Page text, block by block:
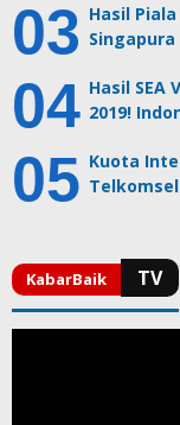
Hasil Piala
Hasil SEA
2019!
Kuota